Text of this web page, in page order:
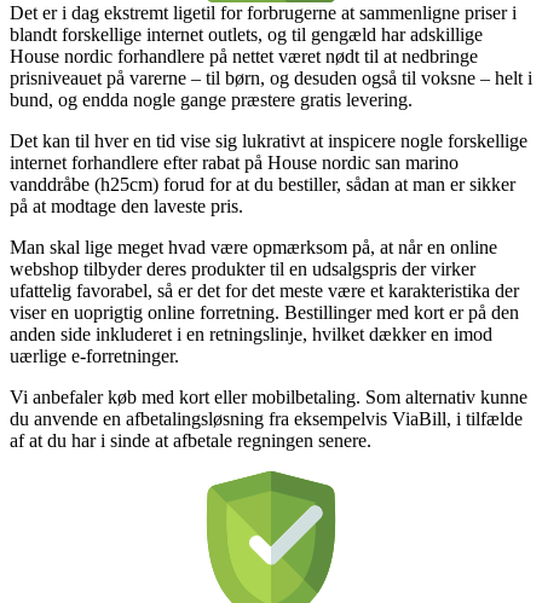
Det er i dag ekstremt ligetil for forbrugerne at sammenligne priser i
blandt forskellige internet outlets, og til gengæld har adskillige
House nordic forhandlere på nettet været nødt til at nedbringe
prisniveauet på varerne – til børn, og desuden også til voksne – helt i
bund, og endda nogle gange præstere gratis levering.
Det kan til hver en tid vise sig lukrativt at inspicere nogle forskellige
internet forhandlere efter rabat på House nordic san marino
vanddråbe (h25cm) forud for at du bestiller, sådan at man er sikker
på at modtage den laveste pris.
Man skal lige meget hvad være opmærksom på, at når en online
webshop tilbyder deres produkter til en udsalgspris der virker
ufattelig favorabel, så er det for det meste være et karakteristika der
viser en uoprigtig online forretning. Bestillinger med kort er på den
anden side inkluderet i en retningslinje, hvilket dækker en imod
uærlige e-forretninger.
Vi anbefaler køb med kort eller mobilbetaling. Som alternativ kunne
du anvende en afbetalingsløsning fra eksempelvis ViaBill, i tilfælde
af at du har i sinde at afbetale regningen senere.